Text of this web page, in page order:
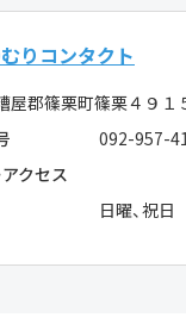
りコンタクト
屋郡篠栗町篠栗４９
092-957-
アクセス
日曜、祝日